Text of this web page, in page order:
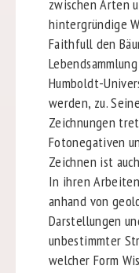
zwischen Arten
hintergründige
Faithfull den
Humboldt-
werden, zu.
Zeichnungen
Fotonegativen
Zeichnen ist
In ihren
anhand von
Darstellungen
unbestimmter
welcher Form